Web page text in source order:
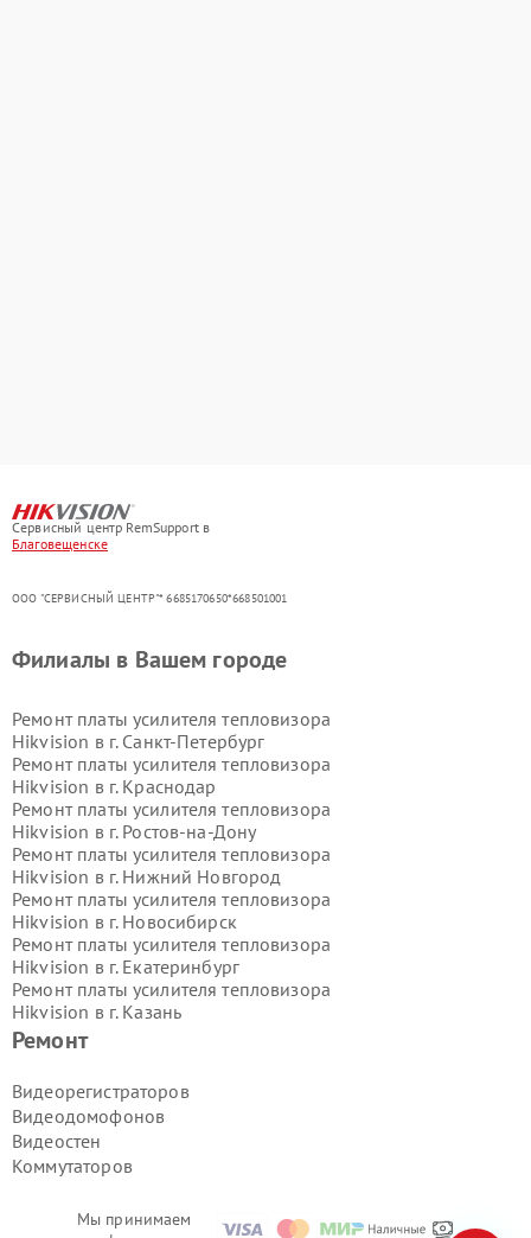
Сервисный центр RemSupport в
Благовещенске
ООО "СЕРВИСНЫЙ ЦЕНТР"* 6685170650*668501001
Мы принимаем
Ремонт
Видеорегистраторов
Видеодомофонов
Видеостен
Коммутаторов
Филиалы в Вашем городе
Ремонт платы усилителя тепловизора
Hikvision в г. Санкт-Петербург
Ремонт платы усилителя тепловизора
Hikvision в г. Краснодар
Ремонт платы усилителя тепловизора
Hikvision в г. Ростов-на-Дону
Ремонт платы усилителя тепловизора
Hikvision в г. Нижний Новгород
Ремонт платы усилителя тепловизора
Hikvision в г. Новосибирск
Ремонт платы усилителя тепловизора
Hikvision в г. Екатеринбург
Ремонт платы усилителя тепловизора
Hikvision в г. Казань
Ремонт платы усилителя тепловизора
Ремонт платы усилителя тепловизора
Hikvision в г.Волгоград
Ремонт платы усилителя тепловизора
Hikvision в г.
Ремонт платы усилителя тепловизора
Ремонт платы усилителя тепловизора